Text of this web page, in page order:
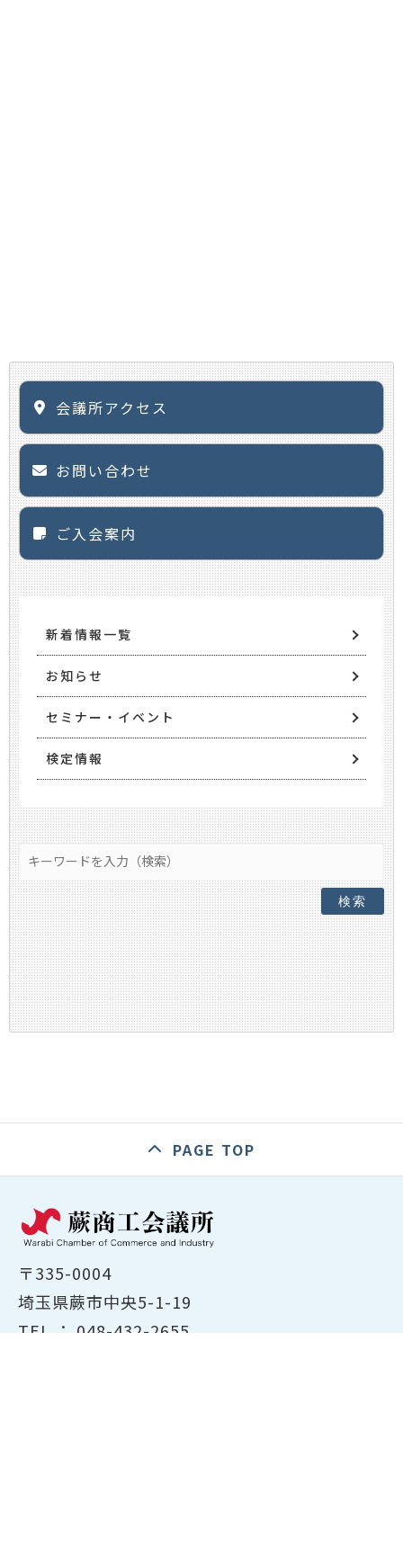
会議所アクセス
お問い合わせ
ご入会案内
新着情報一覧
お知らせ
セミナー・イベント
検定情報
検索
PAGE TOP
〒335-0004
埼玉県蕨市中央5-1-19
TEL ： 048-432-2655